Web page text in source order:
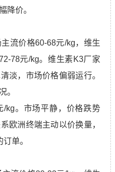
降价。
流价格60-68元/kg，维生
78元/kg。维生素K3厂家
淡，市场价格偏弱运行。
。
/kg。市场平静，价格跌势
欧洲终端主动以价换量，
单。